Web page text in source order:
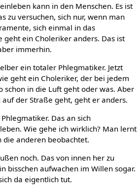
kann in den Menschen. Es ist
zu versuchen, sich nur, wenn man
sich einmal in das
geht ein Choleriker anders. Das ist
immerhin.
ein totaler Phlegmatiker. Jetzt
geht ein Choleriker, der bei jedem
schon in die Luft geht oder was. Aber
der Straße geht, geht er anders.
Das an sich
Wie gehe ich wirklich? Man lernt
die anderen beobachtet.
noch. Das von innen her zu
bisschen aufwachen im Willen sogar.
da eigentlich tut.